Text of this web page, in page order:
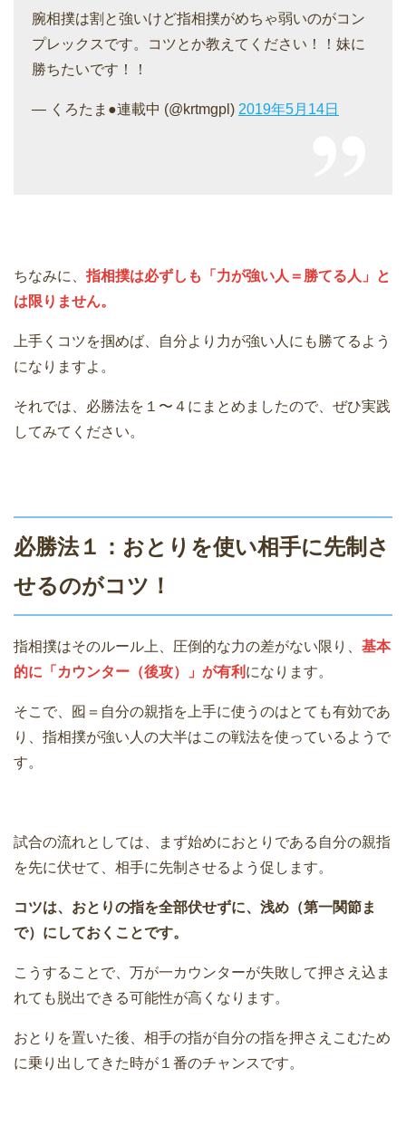
腕相撲は割と強いけど指相撲がめちゃ弱いのがコン
プレックスです。コツとか教えてください！！妹に
勝ちたいです！！
— くろたま●連載中 (@krtmgpl) 2019年5月14日
ちなみに、 指相撲は必ずしも「力が強い人＝勝てる人」と
は限りません。
上手くコツを掴めば、自分より力が強い人にも勝てるよう
になりますよ。
それでは、必勝法を１〜４にまとめましたので、ぜひ実践
してみてください。
必勝法１：おとりを使い相手に先制さ
せるのがコツ！
指相撲はそのルール上、圧倒的な力の差がない限り、 基本
的に「カウンター（後攻）」が有利 になります。
そこで、囮＝自分の親指を上手に使うのはとても有効であ
り、指相撲が強い人の大半はこの戦法を使っているようで
す。
試合の流れとしては、まず始めにおとりである自分の親指
を先に伏せて、相手に先制させるよう促します。
コツは、おとりの指を全部伏せずに、浅め（第一関節ま
で）にしておくことです。
こうすることで、万が一カウンターが失敗して押さえ込ま
れても脱出できる可能性が高くなります。
おとりを置いた後、相手の指が自分の指を押さえこむため
に乗り出してきた時が１番のチャンスです。